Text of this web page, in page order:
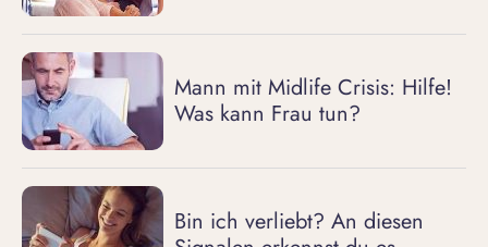
Mann mit Midlife Crisis: Hilfe!
Was kann Frau tun?
Bin ich verliebt? An diesen